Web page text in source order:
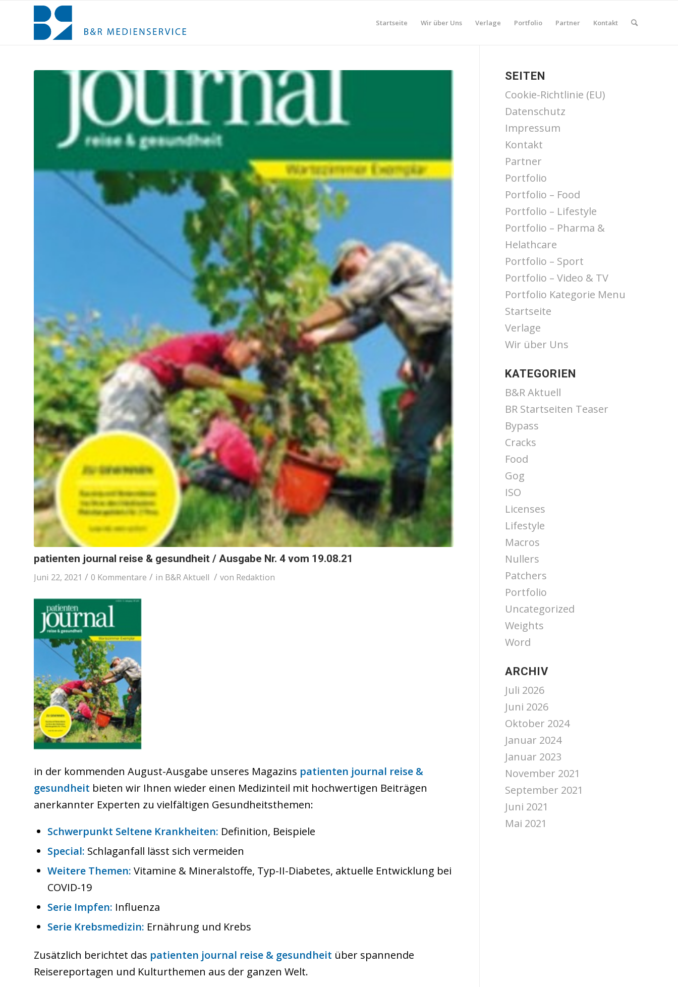
Startseite Wir über Uns Verlage Portfolio Partner Kontakt
patienten journal reise & gesundheit / Ausgabe Nr. 4 vom 19.08.21
Juni 22, 2021 / 0 Kommentare / in B&R Aktuell / von Redaktion
in der kommenden August-Ausgabe unseres Magazins patienten journal reise &
gesundheit bieten wir Ihnen wieder einen Medizinteil mit hochwertigen Beiträgen
anerkannter Experten zu vielfältigen Gesundheitsthemen:
Schwerpunkt Seltene Krankheiten: Definition, Beispiele
Special: Schlaganfall lässt sich vermeiden
Weitere Themen: Vitamine & Mineralstoffe, Typ-II-Diabetes, aktuelle Entwicklung bei
COVID-19
Serie Impfen: Influenza
Serie Krebsmedizin: Ernährung und Krebs
Zusätzlich berichtet das patienten journal reise & gesundheit über spannende
Reisereportagen und Kulturthemen aus der ganzen Welt.
SEITEN
Cookie-Richtlinie (EU)
Datenschutz
Impressum
Kontakt
Partner
Portfolio
Portfolio – Food
Portfolio – Lifestyle
Portfolio – Pharma &
Helathcare
Portfolio – Sport
Portfolio – Video & TV
Portfolio Kategorie Menu
Startseite
Verlage
Wir über Uns
KATEGORIEN
B&R Aktuell
BR Startseiten Teaser
Bypass
Cracks
Food
Gog
ISO
Licenses
Lifestyle
Macros
Nullers
Patchers
Portfolio
Uncategorized
Weights
Word
ARCHIV
Juli 2026
Juni 2026
Oktober 2024
Januar 2024
Januar 2023
November 2021
September 2021
Juni 2021
Mai 2021